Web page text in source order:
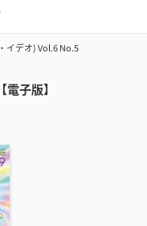
イデオ) Vol.6 No.5
子版】